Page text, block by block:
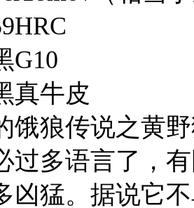
G10
真牛皮
饿狼传说之黄
过多语言了，
凶猛。据说它